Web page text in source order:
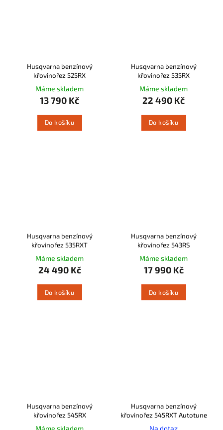
Husqvarna benzínový
křovinořez 525RX
Máme skladem
13 790 Kč
Do košíku
Husqvarna benzínový
křovinořez 535RX
Máme skladem
22 490 Kč
Do košíku
Husqvarna benzínový
křovinořez 535RXT
Máme skladem
24 490 Kč
Do košíku
Husqvarna benzínový
křovinořez 543RS
Máme skladem
17 990 Kč
Do košíku
Husqvarna benzínový
křovinořez 545RX
Máme skladem
Husqvarna benzínový
křovinořez 545RXT Autotune
Na dotaz